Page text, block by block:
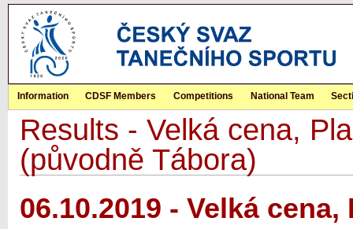
Information CDSF Members Competitions National Team
Results - Velká cena,
(původně Tábora)
06.10.2019 - Velká